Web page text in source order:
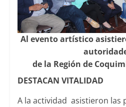
Al evento artístico
de la Región de
DESTACAN VITALIDAD
A la actividad asistieron las